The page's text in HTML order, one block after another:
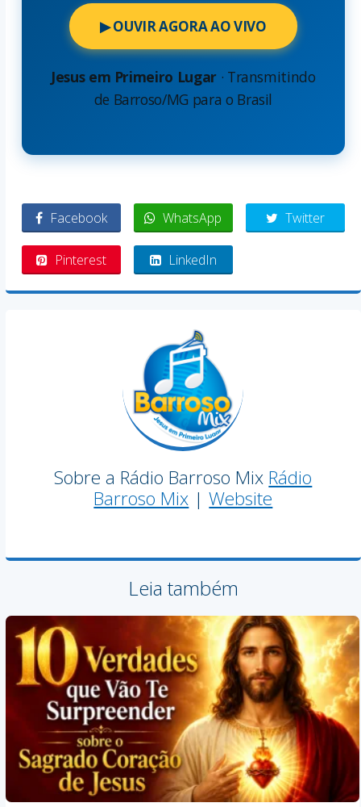
▶ OUVIR AGORA AO VIVO
Jesus em Primeiro Lugar· Transmitindo
de Barroso/MG para o Brasil
Facebook WhatsApp Twitter
Pinterest LinkedIn
Sobre a Rádio Barroso Mix Rádio
Barroso Mix |Website
Leia também